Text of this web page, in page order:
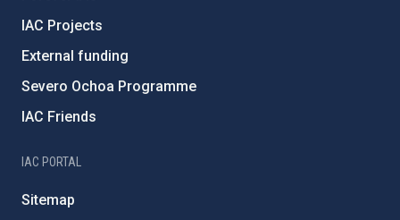
IAC Projects
External funding
Severo Ochoa Programme
IAC Friends
IAC PORTAL
Sitemap